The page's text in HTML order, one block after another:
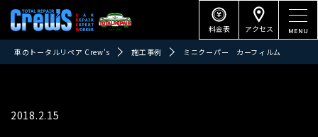
料金表 アクセス
車のトータルリペア Crew's 施工事例 ミニクーパー カーフィルム
2018.2.15